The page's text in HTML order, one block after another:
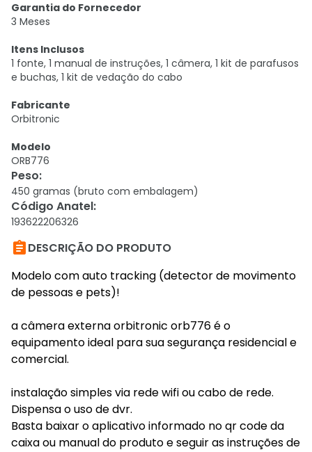
Garantia do Fornecedor
3 Meses
Itens Inclusos
1 fonte, 1 manual de instruções, 1 câmera, 1 kit de parafusos
e buchas, 1 kit de vedação do cabo
Fabricante
Orbitronic
Modelo
ORB776
Peso:
450 gramas (bruto com embalagem)
Código Anatel:
193622206326
DESCRIÇÃO DO PRODUTO
Modelo com auto tracking (detector de movimento
de pessoas e pets)!
a câmera externa orbitronic orb776 é o
equipamento ideal para sua segurança residencial e
comercial.
instalação simples via rede wifi ou cabo de rede.
Dispensa o uso de dvr.
Basta baixar o aplicativo informado no qr code da
caixa ou manual do produto e seguir as instruções de